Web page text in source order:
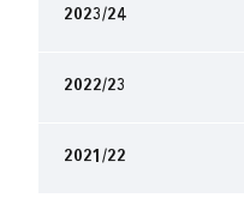
2023/24
2022/23
2021/22